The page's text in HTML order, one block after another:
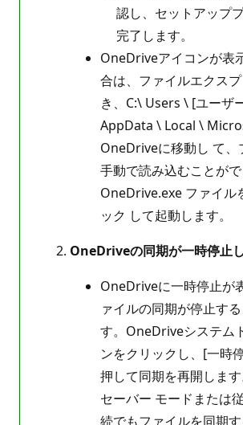
認し、セットアップ
完了します。
OneDriveアイコンが表
合は、ファイルエクス
き、C:\ Users \ [ユーザ
AppData \ Local \
OneDriveに移動し て、
手動で読み込むことがで
OneDrive.exe ファイル
ック して起動します。
OneDriveの同期が一時停止
OneDriveに一時停止が
ァイルの同期が停止す
す。OneDriveシステム
ンをクリックし、[一時
押して同期を再開しま
セーバー モードまたは
続でもファイルを同期